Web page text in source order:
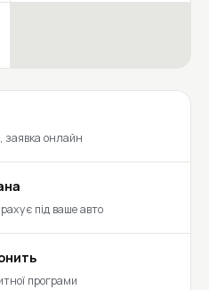
заявка онлайн
під ваше авто
програми